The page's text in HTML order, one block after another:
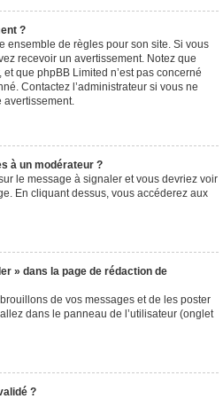
?
ensemble de règles pour son site. Si vous
recevoir un avertissement. Notez que
et que phpBB Limited n’est pas concerné
Contactez l’administrateur si vous ne
avertissement.
à un modérateur ?
le message à signaler et vous devriez voir
En cliquant dessus, vous accéderez aux
» dans la page de rédaction de
de vos messages et de les poster
dans le panneau de l’utilisateur (onglet
?